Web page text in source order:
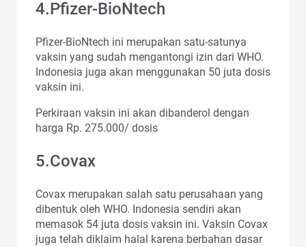
4.Pfizer-BioNtech
Pfizer-BioNtech ini merupakan satu-satunya
vaksin yang sudah mengantongi izin dari WHO.
Indonesia juga akan menggunakan 50 juta dosis
vaksin ini.
Perkiraan vaksin ini akan dibanderol dengan
harga Rp. 275.000/ dosis
5.Covax
Covax merupakan salah satu perusahaan yang
dibentuk oleh WHO. Indonesia sendiri akan
memasok 54 juta dosis vaksin ini. Vaksin Covax
juga telah diklaim halal karena berbahan dasar